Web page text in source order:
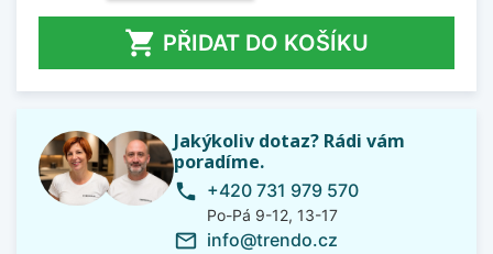
 PŘIDAT DO KOŠÍKU
Jakýkoliv dotaz? Rádi vám
poradíme.
phone +420 731 979 570
Po-Pá 9-12, 13-17
mail_outline info@trendo.cz